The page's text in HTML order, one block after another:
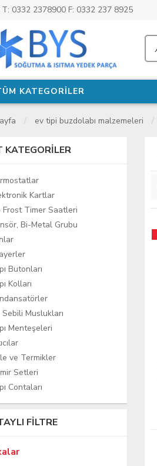
0332 2378900 F: 0332 237 8925
KATEGORİLER
ev tipi buzdolabı malzemeleri
KATEGORILER
Kartlar
Frost Timer Saatleri
Bi-Metal Grubu
Butonları
Kolları
Sebili Muslukları
Menteşeleri
ve Termikler
Setleri
Contaları
FILTRE